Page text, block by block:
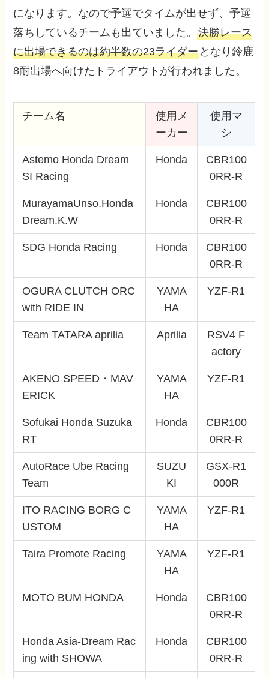
になります。なので予選でタイムが出せず、予選
落ちしているチームも出ていました。決勝レース
に出場できるのは約半数の23ライダー となり鈴鹿
8耐出場へ向けたトライアウトが行われました。
チーム名
使用メ
ーカー
使用マ
シ
Astemo Honda Dream
SI Racing
Honda
CBR100
0RR-R
MurayamaUnso.Honda
Dream.K.W
Honda
CBR100
0RR-R
SDG Honda Racing Honda
CBR100
0RR-R
OGURA CLUTCH ORC
with RIDE IN
YAMA
HA
YZF-R1
Team TATARA aprilia Aprilia
RSV4 F
actory
AKENO SPEED・MAV
ERICK
YAMA
HA
YZF-R1
Sofukai Honda Suzuka
RT
Honda
CBR100
0RR-R
AutoRace Ube Racing
Team
SUZU
KI
GSX-R1
000R
ITO RACING BORG C
USTOM
YAMA
HA
YZF-R1
Taira Promote Racing
YAMA
HA
YZF-R1
MOTO BUM HONDA Honda
CBR100
0RR-R
Honda Asia-Dream Rac
ing with SHOWA
Honda
CBR100
0RR-R